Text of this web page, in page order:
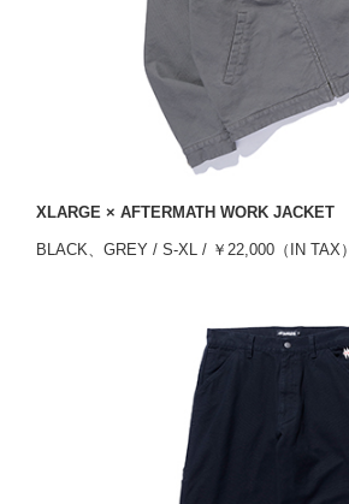
XLARGE × AFTERMATH WORK JACKET
BLACK、GREY / S-XL / ￥22,000（IN TAX）